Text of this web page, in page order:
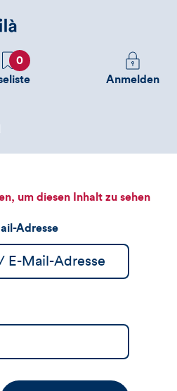
0
Melden
Sie
sehen
Anmelden
um diesen Inhalt zu sehen
Adresse